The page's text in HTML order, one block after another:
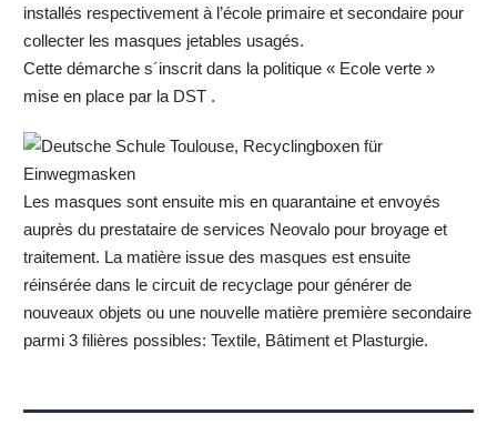
installés respectivement à l’école primaire et secondaire pour
collecter les masques jetables usagés.
Cette démarche s´inscrit dans la politique « Ecole verte »
mise en place par la DST .
Les masques sont ensuite mis en quarantaine et envoyés
auprès du prestataire de services Neovalo pour broyage et
traitement. La matière issue des masques est ensuite
réinsérée dans le circuit de recyclage pour générer de
nouveaux objets ou une nouvelle matière première secondaire
parmi 3 filières possibles: Textile, Bâtiment et Plasturgie.